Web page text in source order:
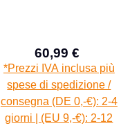
Prezzo di
60,99 €
Prezzo
*Prezzi IVA inclusa più
spese di spedizione /
consegna (DE 0,-€): 2-4
giorni | (EU 9,-€): 2-12